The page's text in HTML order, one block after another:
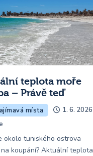
teplota moře
– Právě teď
místa
1. 6. 2026
okolo tuniského ostrova
koupání? Aktuální teplota